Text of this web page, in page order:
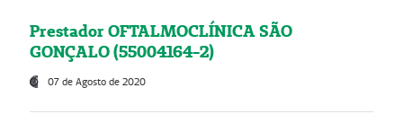
Prestador OFTALMOCLÍNICA SÃO
GONÇALO (55004164-2)
07 de Agosto de 2020